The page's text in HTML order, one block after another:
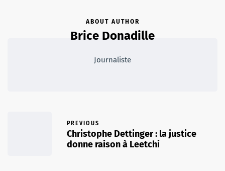
ABOUT AUTHOR
Brice Donadille
Journaliste
PREVIOUS
Christophe Dettinger : la justice
donne raison à Leetchi